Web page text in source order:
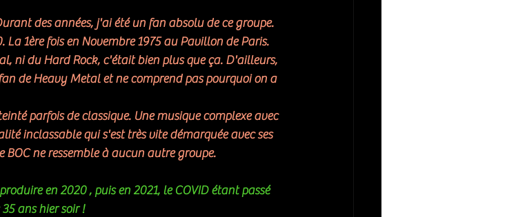
des années, j'ai été un fan absolu de ce groupe.
1ère fois en Novembre 1975 au Pavillon de Paris.
ni du Hard Rock, c'était bien plus que ça. D'ailleurs,
de Heavy Metal et ne comprend pas pourquoi on a
parfois de classique. Une musique complexe avec
inclassable qui s'est très vite démarquée avec ses
ne ressemble à aucun autre groupe.
en 2020 , puis en 2021, le COVID étant passé
ans hier soir !